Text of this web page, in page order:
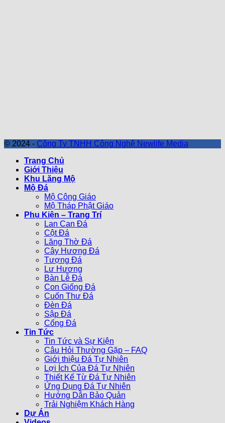
© 2024 - Công Ty TNHH Công Nghệ Newlife Media
Trang Chủ
Giới Thiệu
Khu Lăng Mộ
Mộ Đá
Mộ Công Giáo
Mộ Tháp Phật Giáo
Phụ Kiện – Trang Trí
Lan Can Đá
Cột Đá
Lăng Thờ Đá
Cây Hương Đá
Tượng Đá
Lư Hương
Bàn Lễ Đá
Con Giống Đá
Cuốn Thư Đá
Đèn Đá
Sập Đá
Cổng Đá
Tin Tức
Tin Tức và Sự Kiện
Câu Hỏi Thường Gặp – FAQ
Giới thiệu Đá Tự Nhiên
Lợi Ích Của Đá Tự Nhiên
Thiết Kế Từ Đá Tự Nhiên
Ứng Dụng Đá Tự Nhiên
Hướng Dẫn Bảo Quản
Trải Nghiệm Khách Hàng
Dự Án